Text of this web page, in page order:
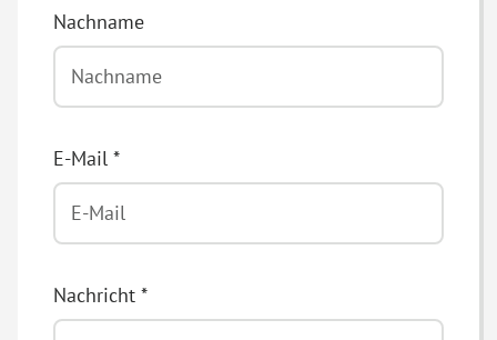
Nachname
E-Mail *
Nachricht *